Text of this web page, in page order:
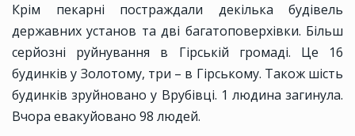
Крім пекарні постраждали декілька будівель
державних установ та дві багатоповерхівки. Більш
серйозні руйнування в Гірській громаді. Це 16
будинків у Золотому, три – в Гірському. Також шість
будинків зруйновано у Врубівці. 1 людина загинула.
Вчора евакуйовано 98 людей.